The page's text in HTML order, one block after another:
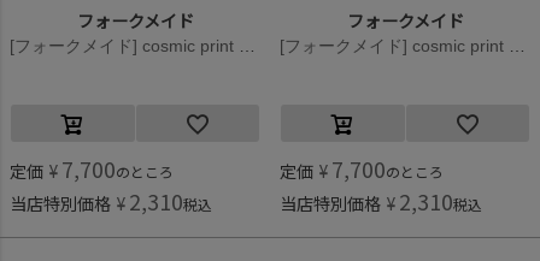
フォークメイド
[フォークメイド] cosmic print Tシャツ ブラック
定価 ¥ 7,700のところ
当店特別価格 ¥ 2,310税込
フォークメイド
[フォークメイド] cosmic print Tシャツ オフホワイト
定価 ¥ 7,700のところ
当店特別価格 ¥ 2,310税込